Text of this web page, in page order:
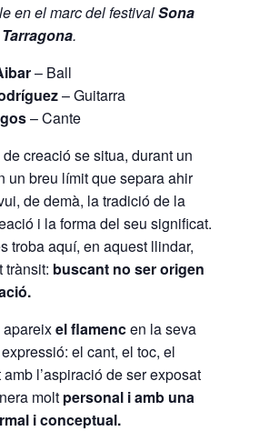
en el marc del festivalSona
.
– Ball
– Guitarra
– Cante
creació se situa, durant un
un breu límit que separa ahir
de demà, la tradició de la
i la forma del seu significat.
troba aquí, en aquest llindar,
trànsit: buscant no ser origen
el flamencen la seva
el cant, el toc, el
l’aspiració de ser exposat
molt personal i amb una
i conceptual.